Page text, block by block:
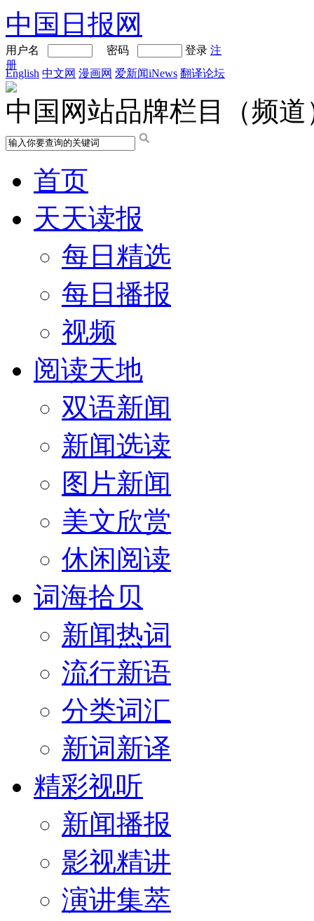
中国日报网
用户名 密码 登录 注
册
English 中文网 漫画网 爱新闻iNews 翻译论坛
中国网站品牌栏目（频道
首页
天天读报
每日精选
每日播报
视频
阅读天地
双语新闻
新闻选读
图片新闻
美文欣赏
休闲阅读
词海拾贝
新闻热词
流行新语
分类词汇
新词新译
精彩视听
新闻播报
影视精讲
演讲集萃